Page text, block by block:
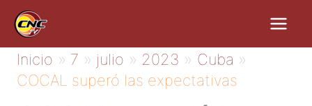
contenido
Inicio 7 julio 2023
Cuba
COCAL superó las expectativas